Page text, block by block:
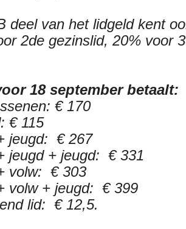
deel van het lidgeld kent
2de gezinslid, 20% voor
18 september betaalt:
€ 170
€ 115
jeugd: € 267
jeugd + jeugd: € 331
volw: € 303
volw + jeugd: € 399
lid: € 12,5.